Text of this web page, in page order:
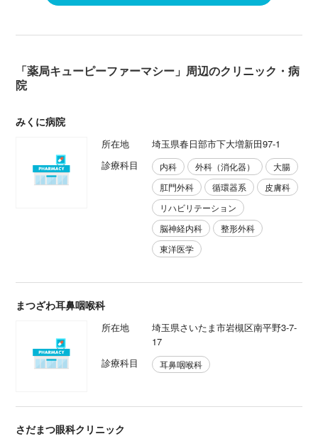
「薬局キューピーファーマシー」周辺のクリニック・病
院
みくに病院
所在地
埼玉県春日部市下大増新田97-1
診療科目
内科 外科（消化器）
大腸
肛門外科
循環器系
皮膚科
リハビリテーション
脳神経内科
整形外科
東洋医学
まつざわ耳鼻咽喉科
所在地
埼玉県さいたま市岩槻区南平野3-7-
17
診療科目
耳鼻咽喉科
さだまつ眼科クリニック